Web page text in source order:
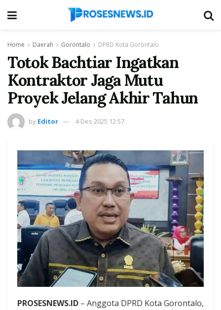
Home Daerah Gorontalo DPRD Kota Gorontalo
Totok Bachtiar Ingatkan
Kontraktor Jaga Mutu
Proyek Jelang Akhir Tahun
by Editor 4 Des 2025 12:57
PROSESNEWS.ID – Anggota DPRD Kota Gorontalo,